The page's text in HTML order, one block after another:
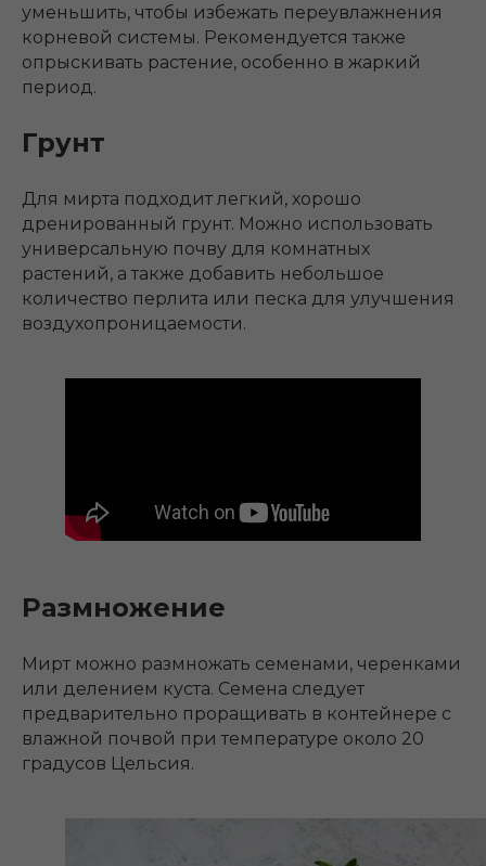
уменьшить, чтобы избежать переувлажнения
корневой системы. Рекомендуется также
опрыскивать растение, особенно в жаркий
период.
Грунт
Для мирта подходит легкий, хорошо
дренированный грунт. Можно использовать
универсальную почву для комнатных
растений, а также добавить небольшое
количество перлита или песка для улучшения
воздухопроницаемости.
Размножение
Мирт можно размножать семенами, черенками
или делением куста. Семена следует
предварительно проращивать в контейнере с
влажной почвой при температуре около 20
градусов Цельсия.